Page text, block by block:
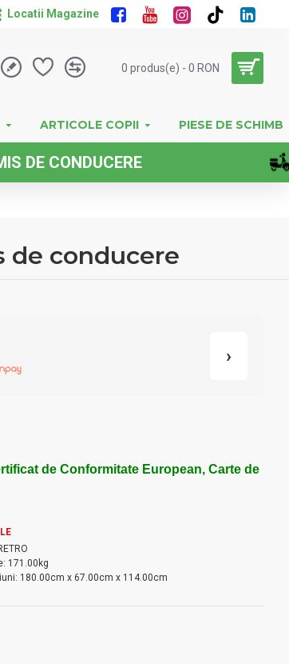
Locatii Magazine
0 produs(e) - 0 RON
ARTICOLE COPII PIESE DE SCHIMB
de conducere
›
de Conformitate European, Carte de
171.00kg
180.00cm x 67.00cm x 114.00cm